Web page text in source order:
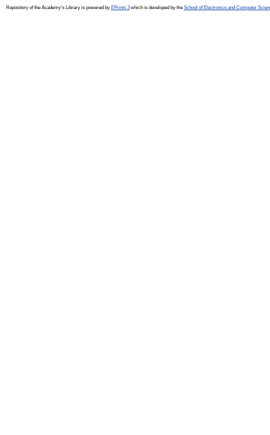
Repository of the Academy's Library is powered by EPrints 3which is developed by the School of Electronics and Computer